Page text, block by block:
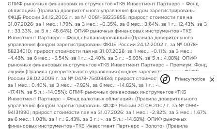
ОПИФ рыночных финансовых инструментов «ТКБ Инвестмент Партнерс – Фонд
облигаций» (Правила доверительного управления фондом зарегистрированы
ФКЦБ России 24.12.2002 г. за № 0081-58233855; прирост стоимости пая на
31.07.2026: за 1 мес.: 1.79%, за 3 мес.: -0.35%, за 6 мес.: 3.64%, за 1 г.: 12.43%, за 3
г.: 33.33%, за 5 л.: 48.64%); ОПИФ рыночных финансовых инструментов «ТКБ
Инвестмент Партнерс – Фонд сбалансированный» (Правила доверительного
управления фондом зарегистрированы ФКЦБ России 24.12.2002 г. за № 0078-
58234010; прирост стоимости пая на 31.07.2026: за 1 мес.: -0.11%, за 3 мес.:
-4.48%, за 6 мес.: -5.54%, за 1 г.: -2.40%, за 3 г.: -5.93%, за 5 л.: 4.88%); ОПИФ
рыночных финансовых инструментов «ТКБ Инвестмент Партнерс – Премиум. Фонд
акций» (Правила доверительного управления фондом зарегистрированы ФСФР
России 28.02.2006 г. за № 0478-75408434; прирост стоимости пая на 31.07.2026:
за 1 мес.: 0.40%, за 3 мес.: -7.92%, за 6 мес.: -14.82%, за 1 г.: -11.83%, за 3 г.:
-17.41%, за 5 л.: -14.05%); ОПИФ рыночных финансовых инструментов «ТКБ
Инвестмент Партнерс – Фонд валютных облигаций» (Правила доверительного
управления фондом зарегистрированы ФСФР России 20.09.2007 г. за № 0991-
94131990; прирост стоимости пая на 31.07.2026: за 1 мес.: -2.92%, за 3 мес.: 1.67%,
за 6 мес.: 1.08%, за 1 г.: 2.43%, за 3 г.: -, за 5 л.: -14.68%); ОПИФ рыночных
финансовых инструментов «ТКБ Инвестмент Партнерс – Золото» (Правила
Privacy notice